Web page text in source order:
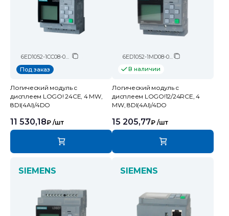
6ED1052-1CC08-0BA2
Под заказ
Логический модуль c
дисплеем LOGO! 24CE, 4 MW,
8DI(4AI)/4DO
11 530,18₽ /шт
6ED1052-1MD08-0BA2
В наличии
Логический модуль c
дисплеем LOGO!12/24RCE, 4
MW, 8DI(4AI)/4DO
15 205,77₽ /шт
SIEMENS SIEMENS